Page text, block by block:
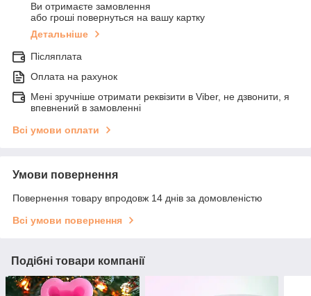
Ви отримаєте замовлення
або гроші повернуться на вашу картку
Детальніше
Післяплата
Оплата на рахунок
Мені зручніше отримати реквізити в Viber, не дзвонити, я
впевнений в замовленні
Всі умови оплати
Умови повернення
Повернення товару впродовж 14 днів за домовленістю
Всі умови повернення
Подібні товари компанії